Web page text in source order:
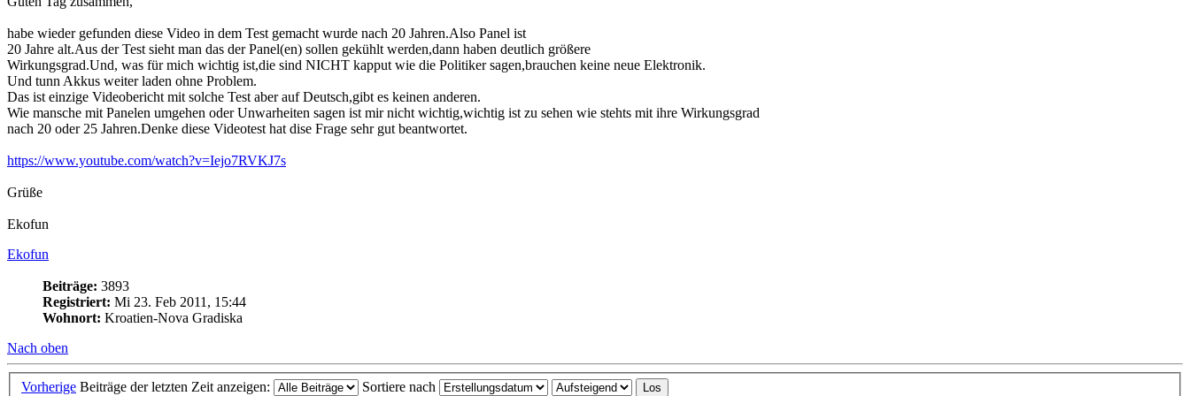
habe wieder gefunden diese Video in dem Test gemacht wurde nach 20 Jahren.Also Panel ist
20 Jahre alt.Aus der Test sieht man das der Panel(en) sollen gekühlt werden,dann haben deutlich größere
Wirkungsgrad.Und, was für mich wichtig ist,die sind NICHT kapput wie die Politiker sagen,brauchen keine neue Elektronik.
Und tunn Akkus weiter laden ohne Problem.
Das ist einzige Videobericht mit solche Test aber auf Deutsch,gibt es keinen anderen.
Wie mansche mit Panelen umgehen oder Unwarheiten sagen ist mir nicht wichtig,wichtig ist zu sehen wie stehts mit ihre Wirkungsgrad
nach 20 oder 25 Jahren.Denke diese Videotest hat dise Frage sehr gut beantwortet.
https://www.youtube.com/watch?v=Iejo7RVKJ7s
Grüße
Ekofun
Ekofun
Beiträge: 3893
Registriert: Mi 23. Feb 2011, 15:44
Wohnort: Kroatien-Nova Gradiska
Nach oben
Vorherige Beiträge der letzten Zeit anzeigen: Sortiere nach